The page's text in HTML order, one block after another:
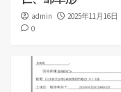
admin
2025年11月16日
0